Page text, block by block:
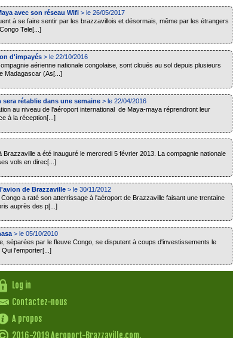
avec son réseau Wifi > le 26/05/2017
à se faire sentir par les brazzavillois et désormais, même par les étrangers
Tele[...]
d'impayés > le 22/10/2016
aérienne nationale congolaise, sont cloués au sol depuis plusieurs
Madagascar (As[...]
rétablie dans une semaine > le 22/04/2016
au niveau de l'aéroport international de Maya-maya réprendront leur
à la réception[...]
a été inauguré le mercredi 5 février 2013. La compagnie nationale
vols en direc[...]
de Brazzaville > le 30/11/2012
a raté son atterrissage à l'aéroport de Brazzaville faisant une trentaine
auprès des p[...]
> le 05/10/2010
séparées par le fleuve Congo, se disputent à coups d'investissements le
l'emporter[...]
Log in
Contactez-nous
A propos
2016-2019 Aeroport-Brazzaville.com.